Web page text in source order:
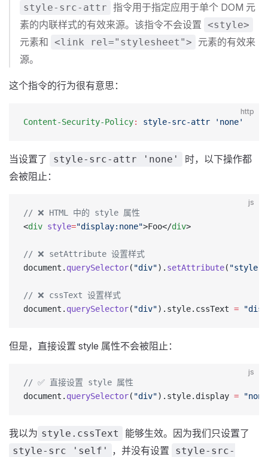
style-src-attr 指令用于指定应用于单个 DOM 元
素的内联样式的有效来源。该指令不会设置 <style>
元素和 <link rel="stylesheet">
元素的有效来
源。
这个指令的行为很有意思：
http
Content-Security-Policy: style-src-attr 'none'
当设置了 style-src-attr 'none'
时，以下操作都
会被阻止：
js
// ❌ HTML 中的 style 属性
<div style="display:none">Foo</div>
// ❌ setAttribute 设置样式
document. querySelector( "div"). setAttribute( "style"
// ❌ cssText 设置样式
document. querySelector( "div").style.cssText =
但是，直接设置 style 属性不会被阻止：
js
// ✅ 直接设置 style 属性
document. querySelector( "div").style.display =
我以为 style.cssText 能够生效。因为我们只设置了
style-src 'self' ，并没有设置
style-src-